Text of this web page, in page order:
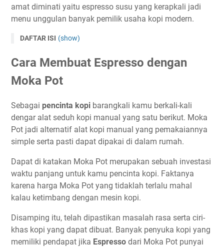
amat diminati yaitu espresso susu yang kerapkali jadi
menu unggulan banyak pemilik usaha kopi modern.
DAFTAR ISI (show)
Cara Membuat Espresso dengan
Moka Pot
Sebagai pencinta kopi barangkali kamu berkali-kali
dengar alat seduh kopi manual yang satu berikut. Moka
Pot jadi alternatif alat kopi manual yang pemakaiannya
simple serta pasti dapat dipakai di dalam rumah.
Dapat di katakan Moka Pot merupakan sebuah investasi
waktu panjang untuk kamu pencinta kopi. Faktanya
karena harga Moka Pot yang tidaklah terlalu mahal
kalau ketimbang dengan mesin kopi.
Disamping itu, telah dipastikan masalah rasa serta ciri-
khas kopi yang dapat dibuat. Banyak penyuka kopi yang
memiliki pendapat jika Espresso dari Moka Pot punyai